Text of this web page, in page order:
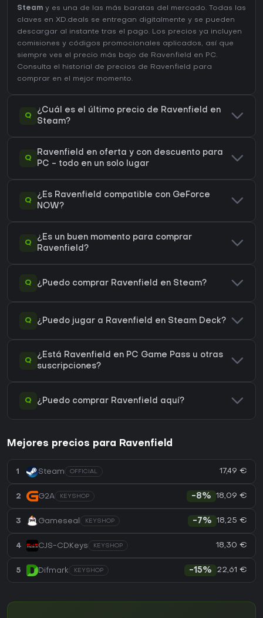
Steam y es una de las más baratas del mercado. Todas las
claves en XD.deals se entregan digitalmente y se pueden
descargar al instante tras el pago. Los precios ya incluyen
comisiones y códigos promocionales aplicados, así que
siempre ves el precio más bajo de Ravenfield en PC.
Consulta el
historial de precios de Ravenfield para
comprar en el mejor momento.
Q
¿Cuál es el último precio de Ravenfield en
Steam?
Q
Ravenfield en oferta y con descuento para
PC - todo en un solo lugar
Q
¿Es Ravenfield compatible con GeForce
NOW?
Q
¿Es un buen momento para comprar
Ravenfield?
Q ¿Puedo comprar Ravenfield en Steam?
Q ¿Puedo jugar a Ravenfield en Steam Deck?
Q
¿Está Ravenfield en PC Game Pass u otras
suscripciones?
Q ¿Puedo comprar Ravenfield aquí?
Mejores precios para Ravenfield
1 Steam OFFICIAL 17,49 €
2 G2A KEYSHOP -8% 18,09 €
3 Gameseal KEYSHOP -7% 18,25 €
4 CJS-CDKeys KEYSHOP 18,30 €
5 Difmark KEYSHOP -15% 22,61 €